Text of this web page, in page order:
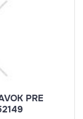
PRE
SZE 18 552149